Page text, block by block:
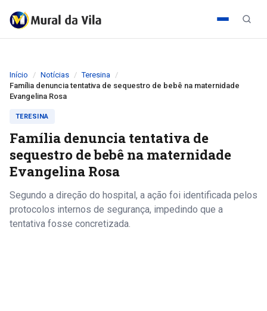
Início Notícias
Teresina
Família denuncia tentativa de sequestro de bebê na maternidade
Evangelina Rosa
TERESINA
Família denuncia tentativa de
sequestro de bebê na maternidade
Evangelina Rosa
Segundo a direção do hospital, a ação foi identificada pelos
protocolos internos de segurança, impedindo que a
tentativa fosse concretizada.